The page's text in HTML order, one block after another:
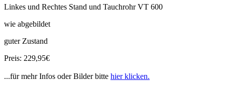
Linkes und Rechtes Stand und Tauchrohr VT 600
wie abgebildet
guter Zustand
Preis: 229,95€
...für mehr Infos oder Bilder bitte hier klicken.